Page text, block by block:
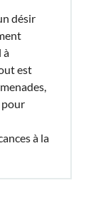
désir
à
est
pour
à la